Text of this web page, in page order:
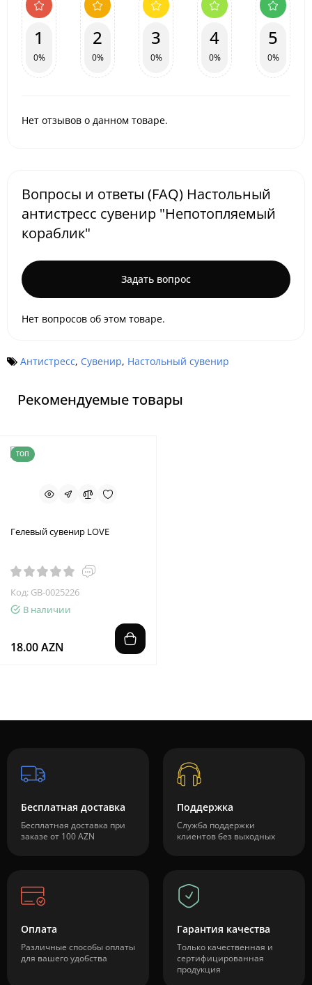
1
0%
2
0%
3
0%
4
0%
5
0%
Нет отзывов о данном товаре.
Вопросы и ответы (FAQ) Настольный
антистресс сувенир "Непотопляемый
кораблик"
Задать вопрос
Нет вопросов об этом товаре.
Антистресс, Сувенир, Настольный сувенир
Рекомендуемые товары
ТОП
Гелевый сувенир LOVE
Код: GB-0025226
В наличии
18.00 AZN
Бесплатная доставка
Бесплатная доставка при
заказе от 100 AZN
Поддержка
Служба поддержки
клиентов без выходных
Оплата
Различные способы оплаты
для вашего удобства
Гарантия качества
Только качественная и
сертифицированная
продукция